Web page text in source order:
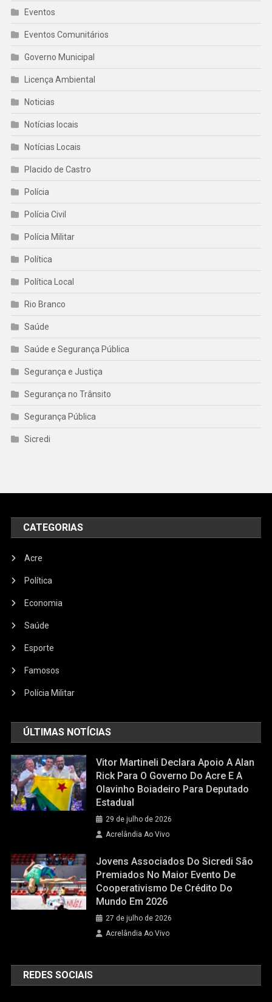
Eventos
Eventos Comunitários
Governo Municipal
Licença Ambiental
Noticias
Notícias locais
Notícias Locais
Placido de Castro
Polícia
Polícia Civil
Polícia Militar
Política
Política Local
Rio Branco
Saúde
Saúde e Segurança Pública
Segurança e Justiça
Segurança no Trânsito
Segurança Pública
Sicredi
CATEGORIAS
Acre
Política
Economia
Saúde
Esporte
Famosos
Polícia Militar
ÚLTIMAS NOTÍCIAS
Vitor Martineli Declara Apoio A Alan
Rick Para O Governo Do Acre E A
Olavinho Boiadeiro Para Deputado
Estadual
29 de julho de 2026
Acrelândia Ao Vivo
Jovens Associados Do Sicredi São
Premiados No Maior Evento De
Cooperativismo De Crédito Do
Mundo Em 2026
27 de julho de 2026
Acrelândia Ao Vivo
REDES SOCIAIS